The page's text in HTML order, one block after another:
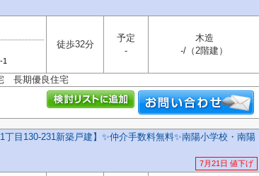
1
徒歩32分
予定
-
木造
-/（2階建）
長期優良住宅
丁目130-231新築戸建】✨️仲介手数料無料✨️南陽小学校・南陽
7月21日 値下げ